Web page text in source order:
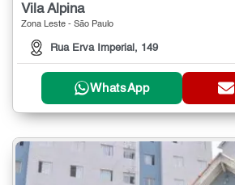
Vila Alpina
Zona Leste - São Paulo
Rua Erva Imperial, 149
WhatsApp